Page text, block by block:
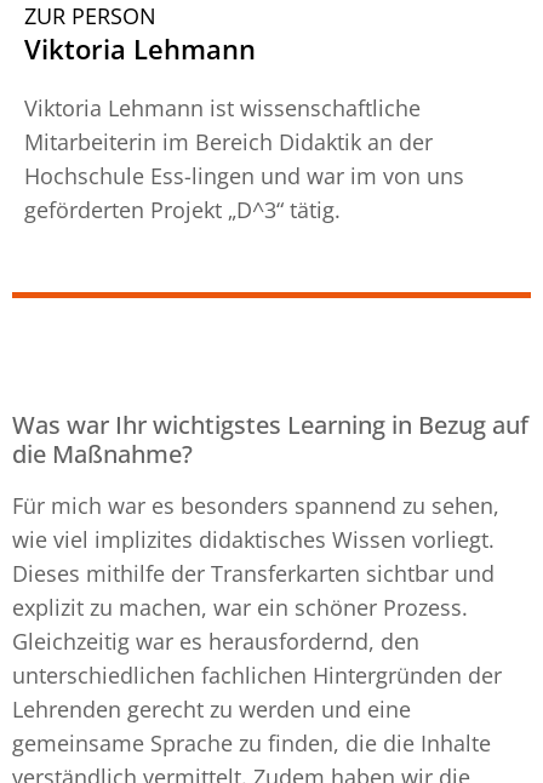
ZUR PERSON
Viktoria Lehmann
Viktoria Lehmann ist wissenschaftliche
Mitarbeiterin im Bereich Didaktik an der
Hochschule Ess-lingen und war im von uns
geförderten Projekt „D^3“ tätig.
Was war Ihr wichtigstes Learning in Bezug auf
die Maßnahme?
Für mich war es besonders spannend zu sehen,
wie viel implizites didaktisches Wissen vorliegt.
Dieses mithilfe der Transferkarten sichtbar und
explizit zu machen, war ein schöner Prozess.
Gleichzeitig war es herausfordernd, den
unterschiedlichen fachlichen Hintergründen der
Lehrenden gerecht zu werden und eine
gemeinsame Sprache zu finden, die die Inhalte